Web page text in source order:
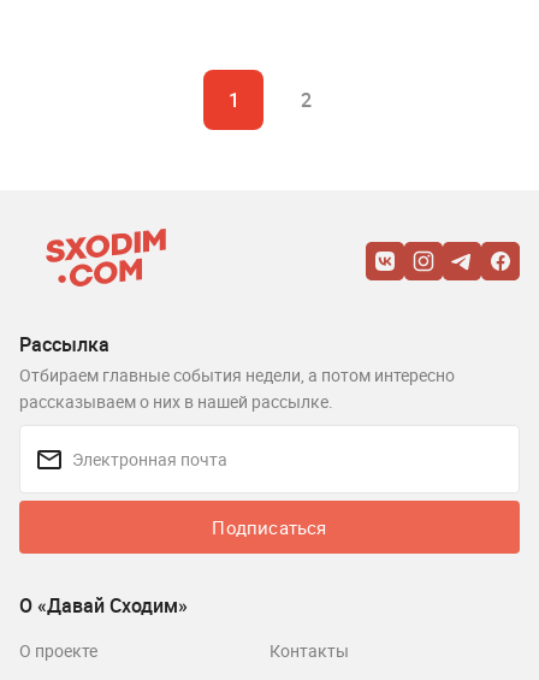
1 2
Рассылка
Отбираем главные события недели, а потом интересно
рассказываем о них в нашей рассылке.
Подписаться
О «Давай Сходим»
О проекте Контакты